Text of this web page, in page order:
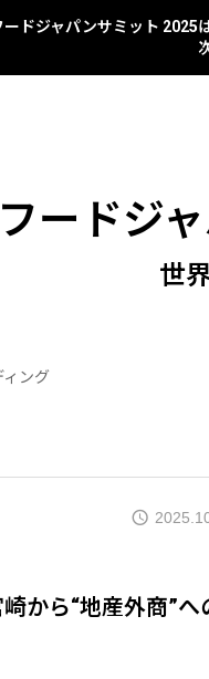
ードジャパンサミット
フードジ
世
ィング
から“地産外商”へ